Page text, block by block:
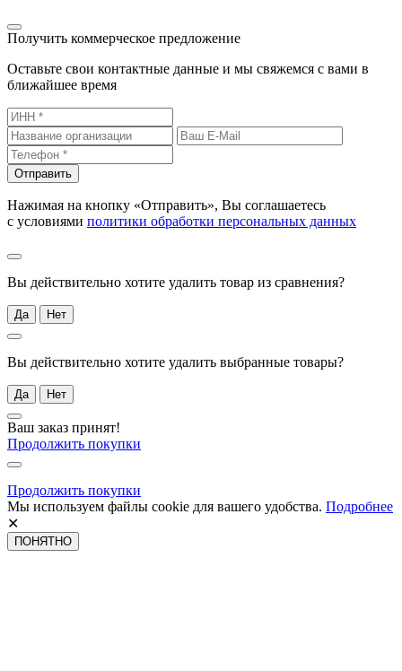
Получить коммерческое предложение
Оставьте свои контактные данные и мы свяжемся с вами в
ближайшее время
Отправить
Нажимая на кнопку «Отправить», Вы соглашаетесь
с условиями политики обработки персональных данных
Вы действительно хотите удалить товар из сравнения?
Да Нет
Вы действительно хотите удалить выбранные товары?
Да Нет
Ваш заказ принят!
Продолжить покупки
Продолжить покупки
Мы используем файлы cookie для вашего удобства. Подробнее
✕
ПОНЯТНО